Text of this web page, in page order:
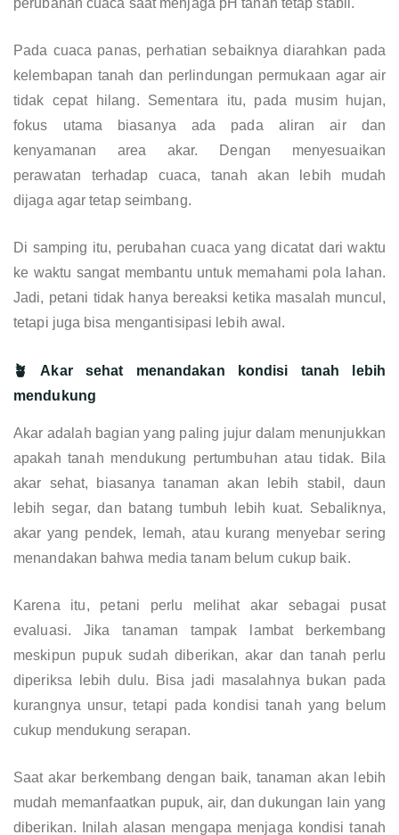
Pada cuaca panas, perhatian sebaiknya diarahkan pada
kelembapan tanah dan perlindungan permukaan agar air
tidak cepat hilang. Sementara itu, pada musim hujan,
fokus utama biasanya ada pada aliran air dan
kenyamanan area akar. Dengan menyesuaikan
perawatan terhadap cuaca, tanah akan lebih mudah
dijaga agar tetap seimbang.
Di samping itu, perubahan cuaca yang dicatat dari waktu
ke waktu sangat membantu untuk memahami pola lahan.
Jadi, petani tidak hanya bereaksi ketika masalah muncul,
tetapi juga bisa mengantisipasi lebih awal.
🪴 Akar sehat menandakan kondisi tanah lebih
mendukung
Akar adalah bagian yang paling jujur dalam menunjukkan
apakah tanah mendukung pertumbuhan atau tidak. Bila
akar sehat, biasanya tanaman akan lebih stabil, daun
lebih segar, dan batang tumbuh lebih kuat. Sebaliknya,
akar yang pendek, lemah, atau kurang menyebar sering
menandakan bahwa media tanam belum cukup baik.
Karena itu, petani perlu melihat akar sebagai pusat
evaluasi. Jika tanaman tampak lambat berkembang
meskipun pupuk sudah diberikan, akar dan tanah perlu
diperiksa lebih dulu. Bisa jadi masalahnya bukan pada
kurangnya unsur, tetapi pada kondisi tanah yang belum
cukup mendukung serapan.
Saat akar berkembang dengan baik, tanaman akan lebih
mudah memanfaatkan pupuk, air, dan dukungan lain yang
diberikan. Inilah alasan mengapa menjaga kondisi tanah